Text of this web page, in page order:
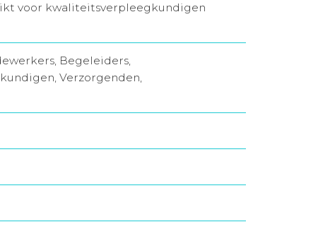
voor kwaliteitsverpleegkundigen
Begeleiders,
Verzorgenden,